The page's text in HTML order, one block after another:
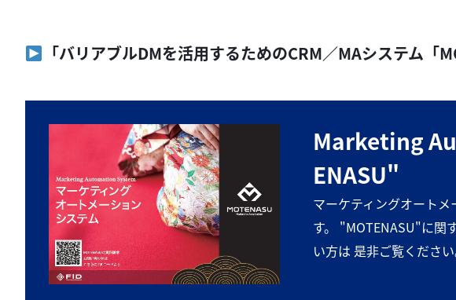
「バリアブルDMを活用するためのCRM／MAシステム「
Marketing
ENASU"
マーケティングオート
す。 "MOTENASU"に関
い方は 是非ご覧ください